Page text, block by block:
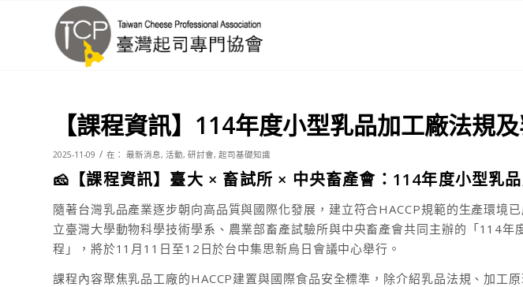
【課程資訊】114年度小型乳品加工廠法規
2025-11-09 / 在： 最新消息, 活動, 研討會, 起司基礎知識
🧀【課程資訊】臺大 × 畜試所 × 中央畜產會：114年度小型乳
隨著台灣乳品產業逐步朝向高品質與國際化發展，建立符合HACCP規範的生產環境
立臺灣大學動物科學技術學系、農業部畜產試驗所與中央畜產會共同主辦的「114年
程」，將於11月11日至12日於台中集思新烏日會議中心舉行。
課程內容聚焦乳品工廠的HACCP建置與國際食品安全標準，除介紹乳品法規、加工